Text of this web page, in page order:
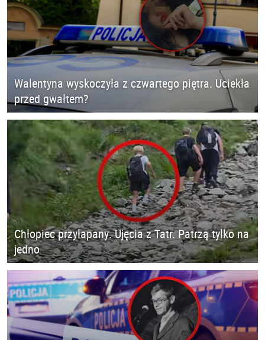
Walentyna wyskoczyła z czwartego piętra. Uciekła
przed gwałtem?
Chłopiec przyłapany. Ujęcia z Tatr. Patrzą tylko na
jedno